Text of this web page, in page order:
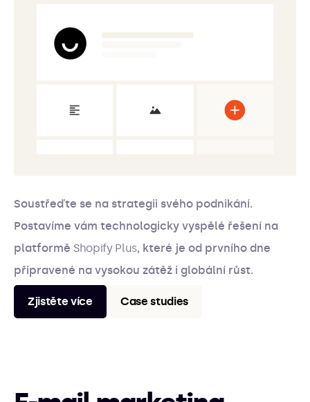
Soustřeďte se na strategii svého podnikání.
Postavíme vám technologicky vyspělé řešení na
platformě Shopify Plus, které je od prvního dne
připravené na vysokou zátěž i globální růst.
Zjistěte více Case studies